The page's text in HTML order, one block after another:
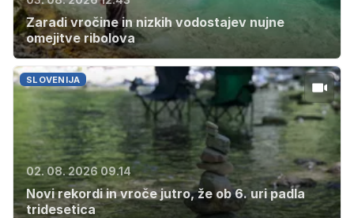
Zaradi vročine in nizkih vodostajev nujne
omejitve ribolova
SLOVENIJA
02. 08. 2026 09.14
Novi rekordi in vroče jutro, že ob 6. uri padla
tridesetica